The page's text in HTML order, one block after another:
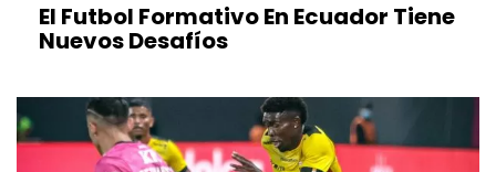
El Futbol Formativo En Ecuador Tiene
Nuevos Desafíos